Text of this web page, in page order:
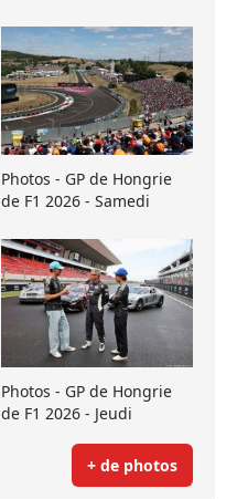
Photos - GP de Hongrie
de F1 2026 - Samedi
Photos - GP de Hongrie
de F1 2026 - Jeudi
+ de photos